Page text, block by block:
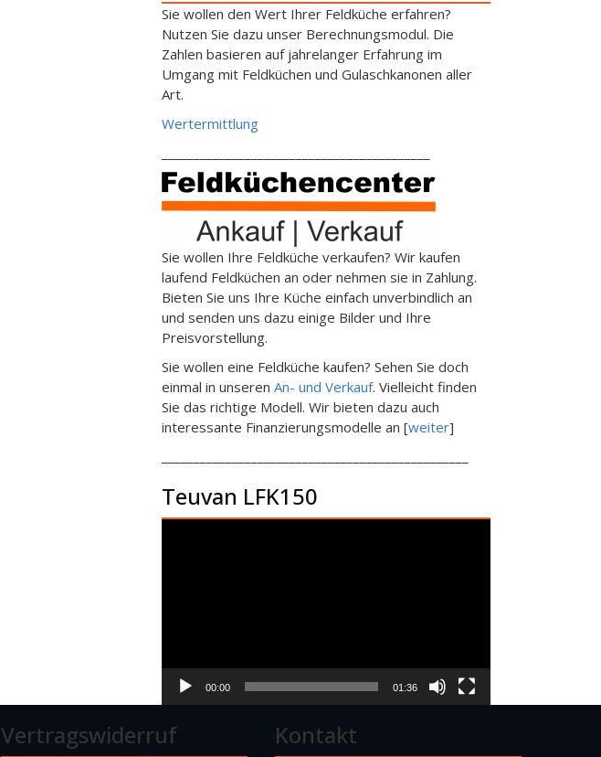
Sie wollen den Wert Ihrer Feldküche erfahren?
Nutzen Sie dazu unser Berechnungsmodul. Die
Zahlen basieren auf jahrelanger Erfahrung im
Umgang mit Feldküchen und Gulaschkanonen aller
Art.
Wertermittlung
Sie wollen Ihre Feldküche verkaufen? Wir kaufen
laufend Feldküchen an oder nehmen sie in Zahlung.
Bieten Sie uns Ihre Küche einfach unverbindlich an
und senden uns dazu einige Bilder und Ihre
Preisvorstellung.
Sie wollen eine Feldküche kaufen? Sehen Sie doch
einmal in unseren An- und Verkauf. Vielleicht finden
Sie das richtige Modell. Wir bieten dazu auch
interessante Finanzierungsmodelle an [weiter]
Teuvan LFK150
00:00 01:36
Vertragswiderruf Kontakt